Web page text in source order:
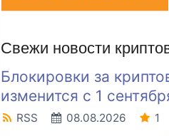
Свежи новости
Блокировки за
изменится с 1
RSS 08.08.2026 1